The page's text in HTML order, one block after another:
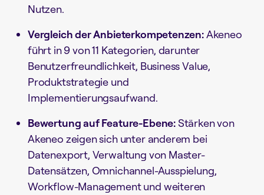
Nutzen.
Vergleich der Anbieterkompetenzen:Akeneo
führt in 9 von 11 Kategorien, darunter
Benutzerfreundlichkeit, Business Value,
Produktstrategie und
Implementierungsaufwand.
Bewertung auf Feature-Ebene:Stärken von
Akeneo zeigen sich unter anderem bei
Datenexport, Verwaltung von Master-
Datensätzen, Omnichannel-Ausspielung,
Workflow-Management und weiteren